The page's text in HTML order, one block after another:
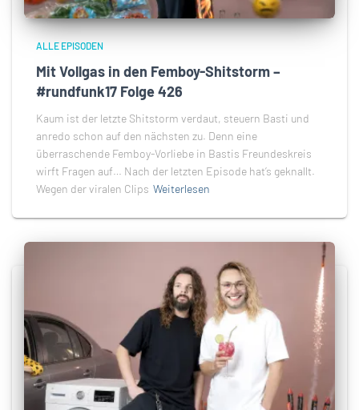
ALLE EPISODEN
Mit Vollgas in den Femboy-Shitstorm –
#rundfunk17 Folge 426
Kaum ist der letzte Shitstorm verdaut, steuern Basti und
anredo schon auf den nächsten zu. Denn eine
überraschende Femboy-Vorliebe in Bastis Freundeskreis
wirft Fragen auf… Nach der letzten Episode hat’s geknallt.
Wegen der viralen Clips Weiterlesen